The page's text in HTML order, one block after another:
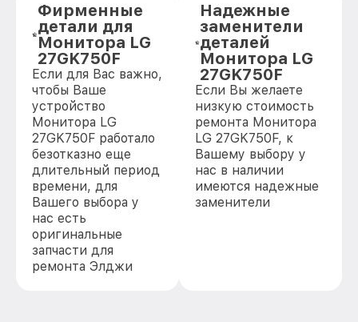
Фирменные
детали для
Монитора LG
27GK750F
Если для Вас важно,
чтобы Ваше
устройство
Монитора LG
27GK750F работало
безотказно еще
длительный период
времени, для
Вашего выбора у
нас есть
оригинальные
запчасти для
ремонта Элджи
Надежные
заменители
деталей
Монитора LG
27GK750F
Если Вы желаете
низкую стоимость
ремонта Монитора
LG 27GK750F, к
Вашему выбору у
нас в наличии
имеются надежные
заменители